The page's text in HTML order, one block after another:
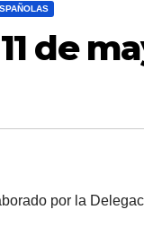
de
por la